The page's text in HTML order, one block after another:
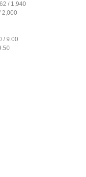
/ 1,940
2,000
/ 9.00